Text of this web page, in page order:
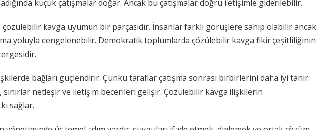
küçük çatışmalar doğar. Ancak bu çatışmalar doğru iletişimle giderilebilir.
kavga uyumun bir parçasıdır. İnsanlar farklı görüşlere sahip olabilir ancak
yoluyla dengelenebilir. Demokratik toplumlarda çözülebilir kavga fikir çeşitliliğinin
bağları güçlendirir. Çünkü taraflar çatışma sonrası birbirlerini daha iyi tanır.
netleşir ve iletişim becerileri gelişir. Çözülebilir kavga ilişkilerin
sağlar.